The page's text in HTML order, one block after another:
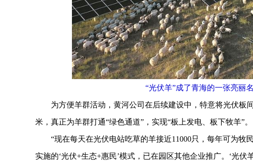
“光伏羊”成了青海的一张亮丽
为方便羊群活动，黄河公司在后续建设中，特意将光伏板间
米，真正为羊群打通“绿色通道”，实现“板上发电、板下牧羊”。
“现在每天在光伏电站吃草的羊接近11000只，每年可为牧
实施的‘光伏+生态+惠民’模式，已在园区其他企业推广。‘光伏